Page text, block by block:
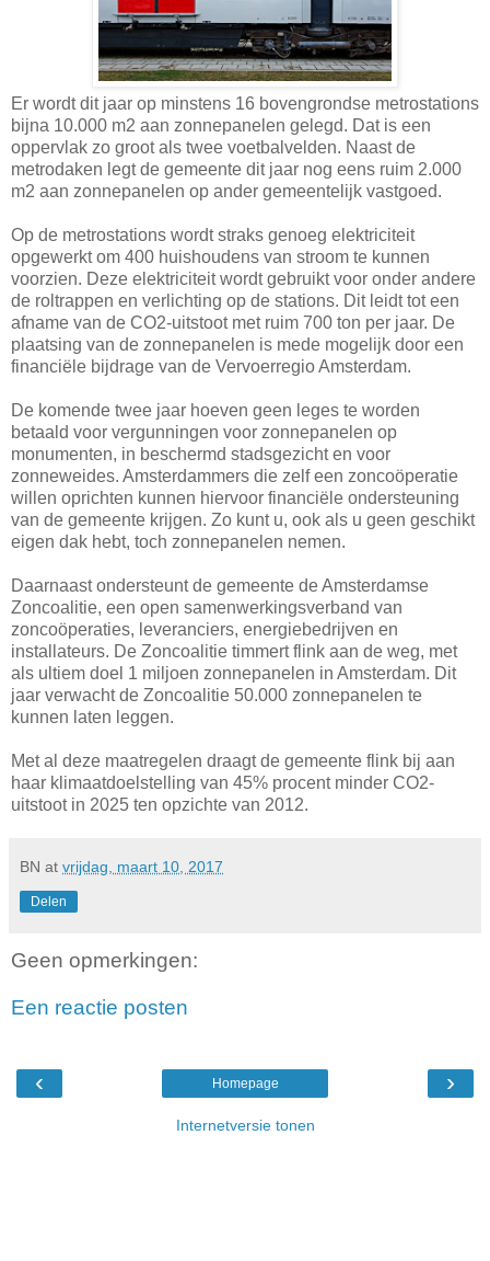
Er wordt dit jaar op minstens 16 bovengrondse metrostations
bijna 10.000 m2 aan zonnepanelen gelegd. Dat is een
oppervlak zo groot als twee voetbalvelden. Naast de
metrodaken legt de gemeente dit jaar nog eens ruim 2.000
m2 aan zonnepanelen op ander gemeentelijk vastgoed.
Op de metrostations wordt straks genoeg elektriciteit
opgewerkt om 400 huishoudens van stroom te kunnen
voorzien. Deze elektriciteit wordt gebruikt voor onder andere
de roltrappen en verlichting op de stations. Dit leidt tot een
afname van de CO2-uitstoot met ruim 700 ton per jaar. De
plaatsing van de zonnepanelen is mede mogelijk door een
financiële bijdrage van de Vervoerregio Amsterdam.
De komende twee jaar hoeven geen leges te worden
betaald voor vergunningen voor zonnepanelen op
monumenten, in beschermd stadsgezicht en voor
zonneweides. Amsterdammers die zelf een zoncoöperatie
willen oprichten kunnen hiervoor financiële ondersteuning
van de gemeente krijgen. Zo kunt u, ook als u geen geschikt
eigen dak hebt, toch zonnepanelen nemen.
Daarnaast ondersteunt de gemeente de Amsterdamse
Zoncoalitie, een open samenwerkingsverband van
zoncoöperaties, leveranciers, energiebedrijven en
installateurs. De Zoncoalitie timmert flink aan de weg, met
als ultiem doel 1 miljoen zonnepanelen in Amsterdam. Dit
jaar verwacht de Zoncoalitie 50.000 zonnepanelen te
kunnen laten leggen.
Met al deze maatregelen draagt de gemeente flink bij aan
haar klimaatdoelstelling van 45% procent minder CO2-
uitstoot in 2025 ten opzichte van 2012.
BN at vrijdag, maart 10, 2017
Delen
Geen opmerkingen:
Een reactie posten
‹ ›
Homepage
Internetversie tonen